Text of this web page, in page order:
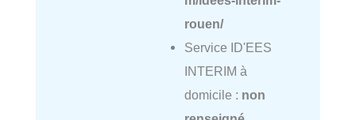
rouen/
Service ID'EES
INTERIM à
domicile : non